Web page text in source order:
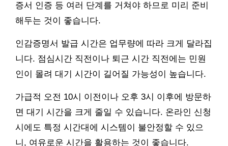
증서 인증 등 여러 단계를 거쳐야 하므로 미리 준비
해두는 것이 좋습니다.
인감증명서 발급 시간은 업무량에 따라 크게 달라집
니다. 점심시간 직전이나 퇴근 시간 직전에는 민원
인이 몰려 대기 시간이 길어질 가능성이 높습니다.
가급적 오전 10시 이전이나 오후 3시 이후에 방문하
면 대기 시간을 크게 줄일 수 있습니다. 온라인 신청
시에도 특정 시간대에 시스템이 불안정할 수 있으
니, 여유로운 시간을 활용하는 것이 좋습니다.